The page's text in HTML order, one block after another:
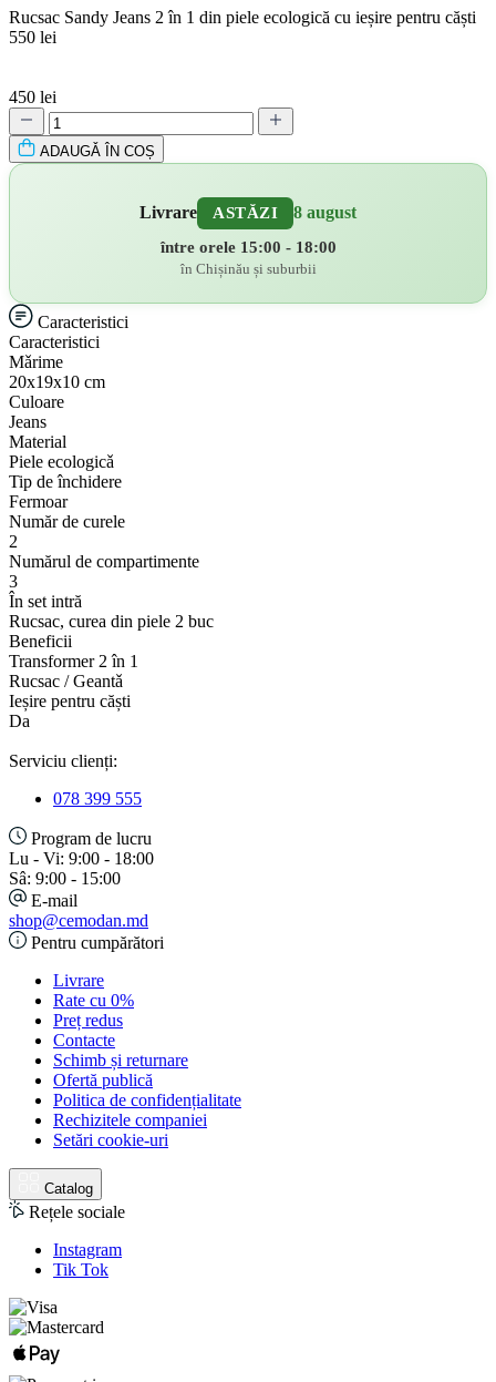
Rucsac Sandy Jeans 2 în 1 din piele ecologică cu ieșire pentru căști
550 lei
450 lei
ADAUGǍ ÎN COȘ
Livrare ASTĂZI 8 august
între orele 15:00 - 18:00
în Chișinău și suburbii
Caracteristici
Caracteristici
Mǎrime
20х19х10 cm
Culoare
Jeans
Material
Piele ecologicǎ
Tip de închidere
Fermoar
Număr de curele
2
Numărul de compartimente
3
În set intră
Rucsac, curea din piele 2 buc
Beneficii
Transformer 2 în 1
Rucsac / Geantǎ
Ieșire pentru căști
Da
Serviciu clienți:
078 399 555
Program de lucru
Lu - Vi: 9:00 - 18:00
Sâ: 9:00 - 15:00
E-mail
shop@cemodan.md
Pentru cumpărători
Livrare
Rate cu 0%
Preț redus
Contacte
Schimb și returnare
Ofertă publică
Politica de confidențialitate
Rechizitele companiei
Setări cookie-uri
Catalog
Rețele sociale
Instagram
Tik Tok